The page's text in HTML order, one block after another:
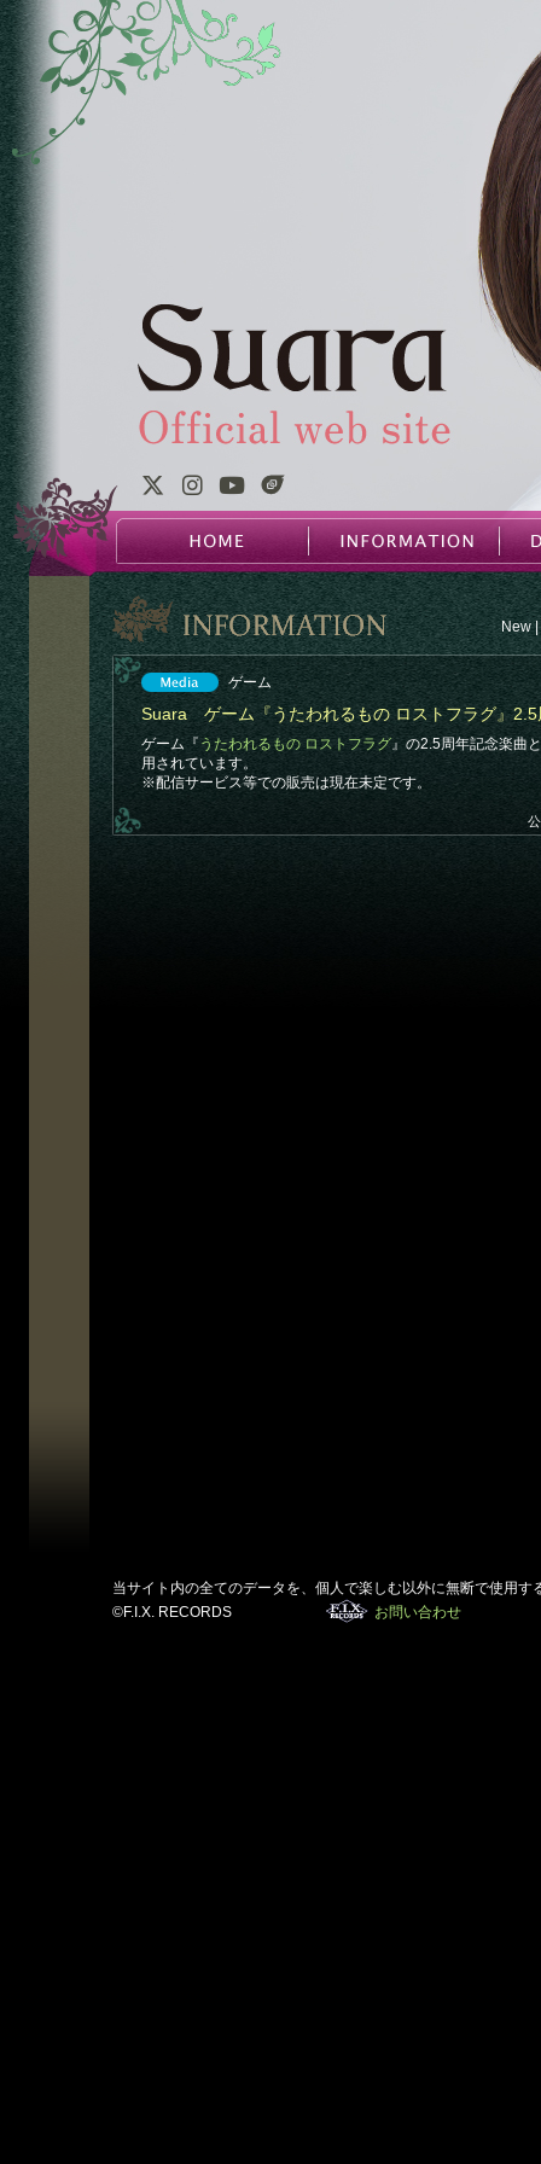
New |
ゲーム
Suara ゲーム『うたわれるもの ロストフラグ』2.5
ゲーム『 うたわれるもの ロストフラグ』の2.5周年記念楽曲
用されています。
※配信サービス等での販売は現在未定です。
当サイト内の全てのデータを、個人で楽しむ以外に無断で使用す
©F.I.X. RECORDS
お問い合わせ